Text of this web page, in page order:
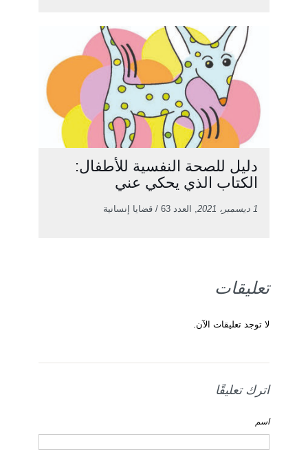
دليل للصحة النفسية للأطفال:
الكتاب الذي يحكي عني
1 ديسمبر، 2021 , العدد 63 / قضايا إنسانية
تعليقات
لا توجد تعليقات الآن.
اترك تعليقًا
اسم